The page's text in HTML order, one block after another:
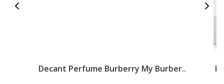
Decant Perfume Burberry My Burber..